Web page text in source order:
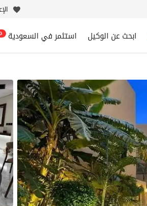
ابحث عن الوكيل استثمر في السعودية